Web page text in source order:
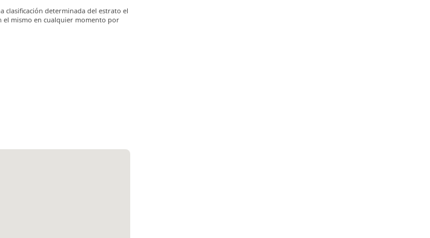
clasificación determinada del estrato el
el mismo en cualquier momento por